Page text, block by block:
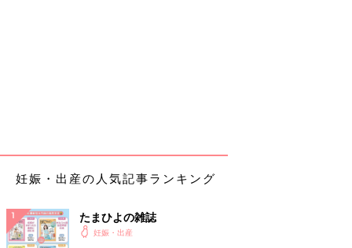
この世に生を受けて、一番最初の赤ちゃんへのプレゼントは苗字
と名前に合った画数の漢字を選んで、名前を付けてあげる事。一
生呼ばれるものなのでよく考えて作ってあげてくださいね。
栗原里央子
妊娠・出産の人気記事ランキング
たまひよの雑誌
妊娠・出産